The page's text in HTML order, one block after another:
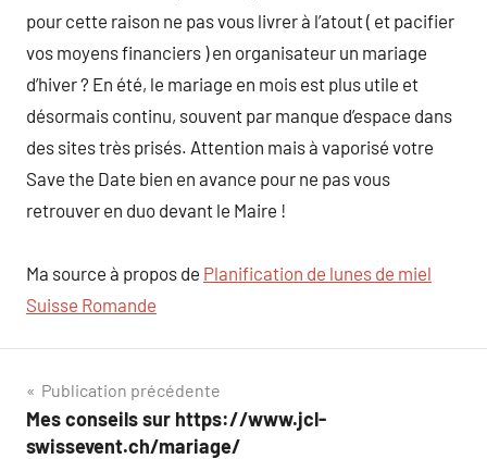
pour cette raison ne pas vous livrer à l’atout ( et pacifier
vos moyens financiers ) en organisateur un mariage
d’hiver ? En été, le mariage en mois est plus utile et
désormais continu, souvent par manque d’espace dans
des sites très prisés. Attention mais à vaporisé votre
Save the Date bien en avance pour ne pas vous
retrouver en duo devant le Maire !
Ma source à propos de Planification de lunes de miel
Suisse Romande
Navigation
de
Publication précédente
Mes conseils sur https://www.jcl-
swissevent.ch/mariage/